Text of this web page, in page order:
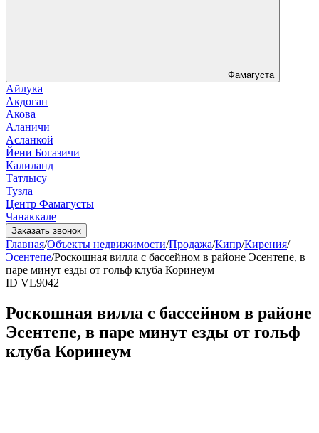
Фамагуста
Айлука
Акдоган
Акова
Аланичи
Асланкой
Йени Богазичи
Калиланд
Татлысу
Тузла
Центр Фамагусты
Чанаккале
Заказать звонок
Главная/Объекты недвижимости/Продажа/Кипр/Кирения/
Эсентепе/Роскошная вилла с бассейном в районе Эсентепе, в
паре минут езды от гольф клуба Коринеум
ID VL9042
Роскошная вилла с бассейном в районе
Эсентепе, в паре минут езды от гольф
клуба Коринеум